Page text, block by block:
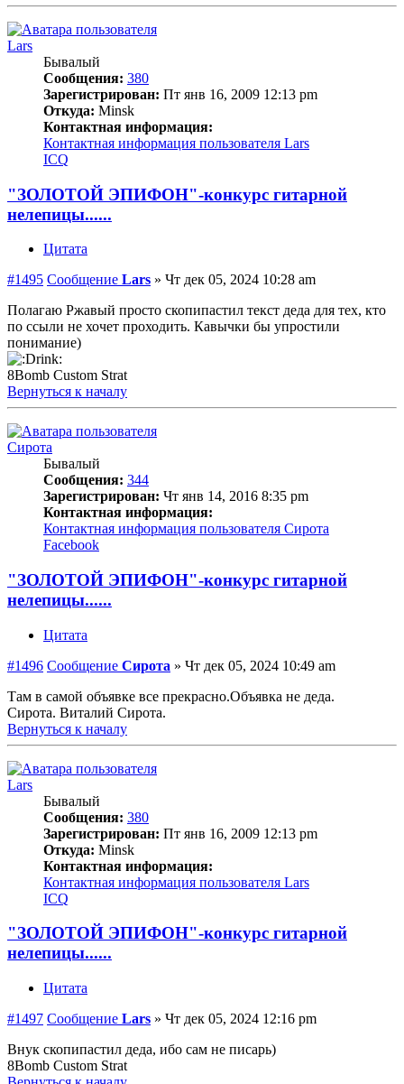
Lars
Бывалый
Сообщения: 380
Зарегистрирован: Пт янв 16, 2009 12:13 pm
Откуда: Minsk
Контактная информация:
Контактная информация пользователя Lars
ICQ
"ЗОЛОТОЙ ЭПИФОН"-конкурс гитарной
нелепицы......
Цитата
#1495 Сообщение Lars » Чт дек 05, 2024 10:28 am
Полагаю Ржавый просто скопипастил текст деда для тех, кто
по ссыли не хочет проходить. Кавычки бы упростили
понимание)
8Bomb Custom Strat
Вернуться к началу
Сирота
Бывалый
Сообщения: 344
Зарегистрирован: Чт янв 14, 2016 8:35 pm
Контактная информация:
Контактная информация пользователя Сирота
Facebook
"ЗОЛОТОЙ ЭПИФОН"-конкурс гитарной
нелепицы......
Цитата
#1496 Сообщение Сирота » Чт дек 05, 2024 10:49 am
Там в самой объявке все прекрасно.Объявка не деда.
Сирота. Виталий Сирота.
Вернуться к началу
Lars
Бывалый
Сообщения: 380
Зарегистрирован: Пт янв 16, 2009 12:13 pm
Откуда: Minsk
Контактная информация:
Контактная информация пользователя Lars
ICQ
"ЗОЛОТОЙ ЭПИФОН"-конкурс гитарной
нелепицы......
Цитата
#1497 Сообщение Lars » Чт дек 05, 2024 12:16 pm
Внук скопипастил деда, ибо сам не писарь)
8Bomb Custom Strat